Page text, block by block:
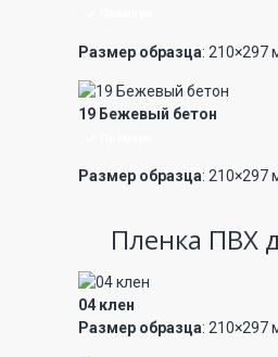
Размер образца: 210×297
19 Бежевый бетон
Размер образца: 210×297
Пленка ПВХ
04 клен
Размер образца: 210×297